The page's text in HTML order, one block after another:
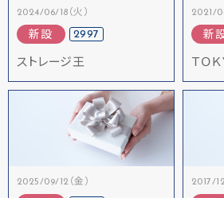
2024/06/18（火）
新設 2997
ストレージ王
2021/
新
ＴＯ
2025/09/12（金） 2017/